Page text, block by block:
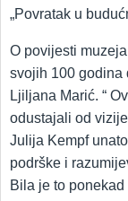
„Povratak u
O povijesti
svojih 100 godina
Ljiljana Marić. “
odustajali od
Julija Kempf
podrške i
Bila je to